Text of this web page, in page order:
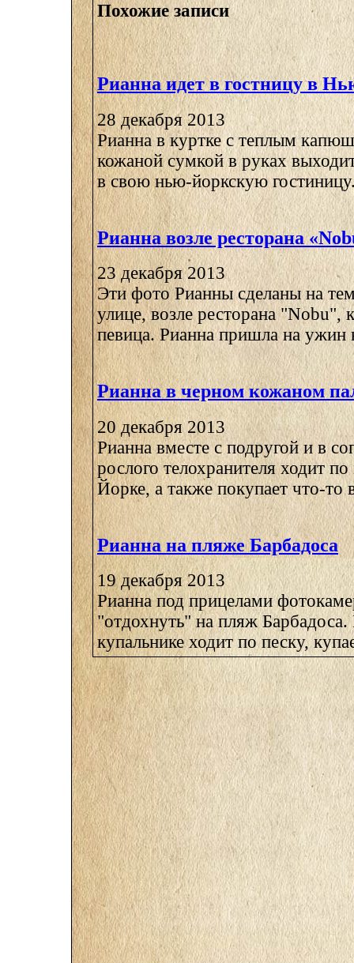
Похожие записи
Рианна идет в гостницу в
28 декабря 2013
Рианна в куртке с теплым
кожаной сумкой в руках
в свою нью-йоркскую
Рианна возле ресторана
23 декабря 2013
Эти фото Рианны сделаны на
улице, возле ресторана "Nobu",
певица. Рианна пришла на ужин
Рианна в черном кожаном
20 декабря 2013
Рианна вместе с подругой и в
рослого телохранителя ходит
Йорке, а также покупает что-то
Рианна на пляже Барбадоса
19 декабря 2013
Рианна под прицелами
"отдохнуть" на пляж
купальнике ходит по песку,